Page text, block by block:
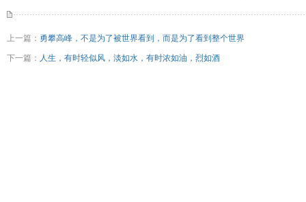
上一篇： 勇攀高峰，不是为了被世界看到，而是为了看到整个世界
下一篇： 人生，有时轻似风，淡如水，有时浓如油，烈如酒